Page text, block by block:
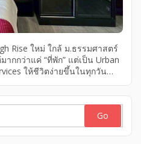
Rise ใหม่ ใกล้ ม.ธรรมศาสตร์
กกว่าแค่ “ที่พัก” แต่เป็น Urban
ให้ชีวิตง่ายขึ้นในทุกวัน
บริการดูแลเครื่อง
คอนโดใหม่ ม.ธรรมศาสตร์
วิตให้เหนือกว่าใคร พร้อม